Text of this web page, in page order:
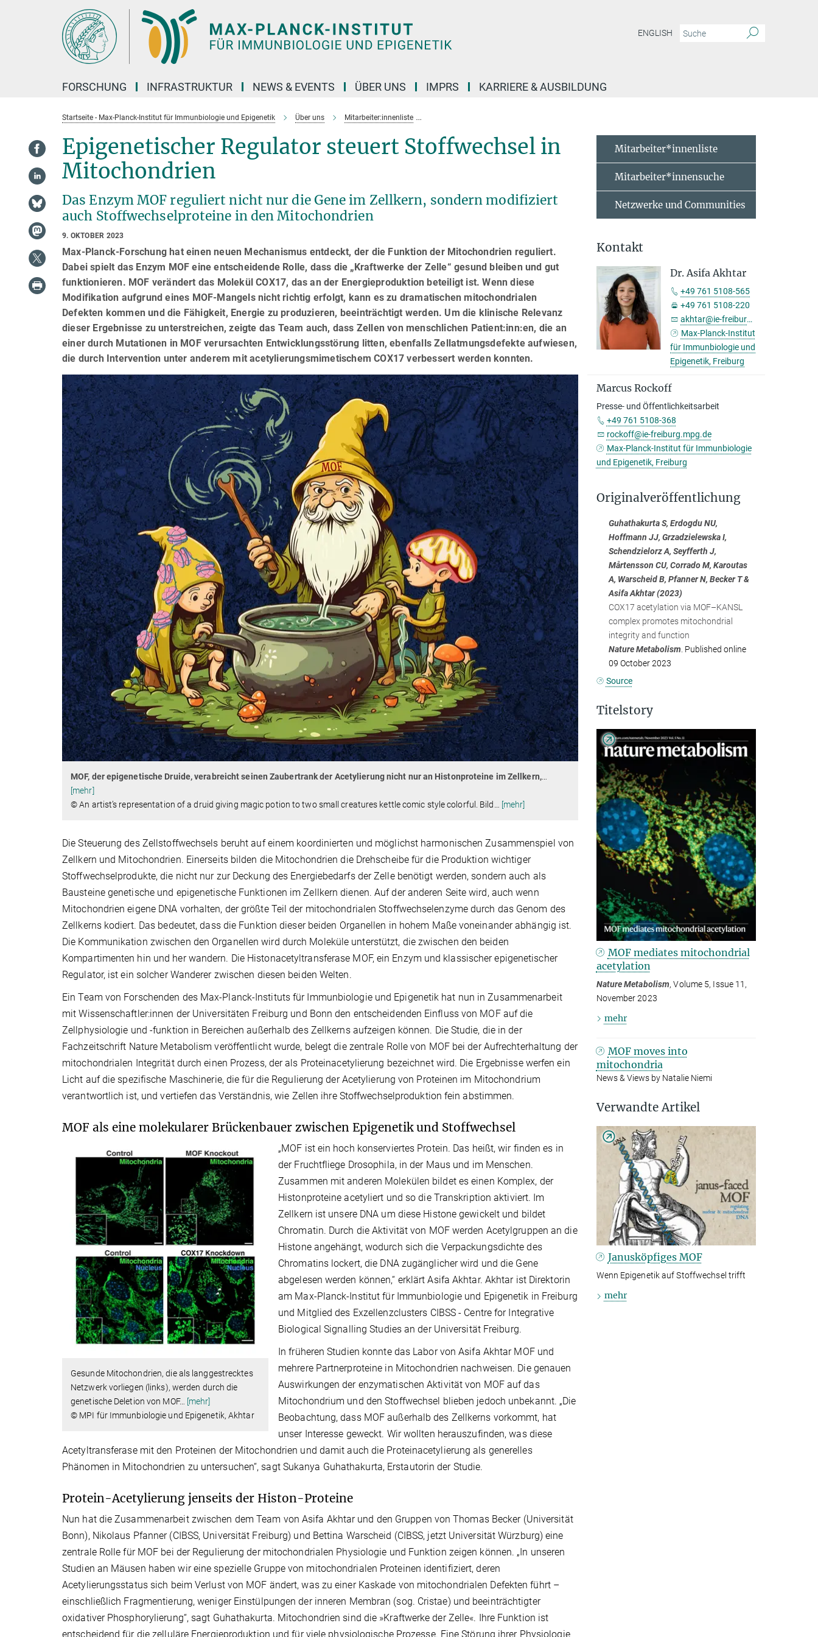
ENGLISH
FORSCHUNG INFRASTRUKTUR NEWS & EVENTS ÜBER UNS IMPRS KARRIERE & AUSBILDUNG
Startseite - Max-Planck-Institut für Immunbiologie und Epigenetik Über uns Mitarbeiter:innenliste
Epigenetischer Regulator steuert Stoffwechsel in
Mitochondrien
Das Enzym MOF reguliert nicht nur die Gene im Zellkern, sondern modifiziert
auch Stoffwechselproteine in den Mitochondrien
9. OKTOBER 2023
Max-Planck-Forschung hat einen neuen Mechanismus entdeckt, der die Funktion der Mitochondrien reguliert.
Dabei spielt das Enzym MOF eine entscheidende Rolle, dass die „Kraftwerke der Zelle“ gesund bleiben und gut
funktionieren. MOF verändert das Molekül COX17, das an der Energieproduktion beteiligt ist. Wenn diese
Modifikation aufgrund eines MOF-Mangels nicht richtig erfolgt, kann es zu dramatischen mitochondrialen
Defekten kommen und die Fähigkeit, Energie zu produzieren, beeinträchtigt werden. Um die klinische Relevanz
dieser Ergebnisse zu unterstreichen, zeigte das Team auch, dass Zellen von menschlichen Patient:inn:en, die an
einer durch Mutationen in MOF verursachten Entwicklungsstörung litten, ebenfalls Zellatmungsdefekte aufwiesen,
die durch Intervention unter anderem mit acetylierungsmimetischem COX17 verbessert werden konnten.
MOF, der epigenetische Druide, verabreicht seinen Zaubertrank der Acetylierung nicht nur an Histonproteine im Zellkern,…
[mehr]
© An artist’s representation of a druid giving magic potion to two small creatures kettle comic style colorful. Bild … [mehr]
Die Steuerung des Zellstoffwechsels beruht auf einem koordinierten und möglichst harmonischen Zusammenspiel von
Zellkern und Mitochondrien. Einerseits bilden die Mitochondrien die Drehscheibe für die Produktion wichtiger
Stoffwechselprodukte, die nicht nur zur Deckung des Energiebedarfs der Zelle benötigt werden, sondern auch als
Bausteine genetische und epigenetische Funktionen im Zellkern dienen. Auf der anderen Seite wird, auch wenn
Mitochondrien eigene DNA vorhalten, der größte Teil der mitochondrialen Stoffwechselenzyme durch das Genom des
Zellkerns kodiert. Das bedeutet, dass die Funktion dieser beiden Organellen in hohem Maße voneinander abhängig ist.
Die Kommunikation zwischen den Organellen wird durch Moleküle unterstützt, die zwischen den beiden
Kompartimenten hin und her wandern. Die Histonacetyltransferase MOF, ein Enzym und klassischer epigenetischer
Regulator, ist ein solcher Wanderer zwischen diesen beiden Welten.
Ein Team von Forschenden des Max-Planck-Instituts für Immunbiologie und Epigenetik hat nun in Zusammenarbeit
mit Wissenschaftler:innen der Universitäten Freiburg und Bonn den entscheidenden Einfluss von MOF auf die
Zellphysiologie und -funktion in Bereichen außerhalb des Zellkerns aufzeigen können. Die Studie, die in der
Fachzeitschrift Nature Metabolism veröffentlicht wurde, belegt die zentrale Rolle von MOF bei der Aufrechterhaltung der
mitochondrialen Integrität durch einen Prozess, der als Proteinacetylierung bezeichnet wird. Die Ergebnisse werfen ein
Licht auf die spezifische Maschinerie, die für die Regulierung der Acetylierung von Proteinen im Mitochondrium
verantwortlich ist, und vertiefen das Verständnis, wie Zellen ihre Stoffwechselproduktion fein abstimmen.
MOF als eine molekularer Brückenbauer zwischen Epigenetik und Stoffwechsel
Gesunde Mitochondrien, die als langgestrecktes
Netzwerk vorliegen (links), werden durch die
genetische Deletion von MOF… [mehr]
© MPI für Immunbiologie und Epigenetik, Akhtar
„MOF ist ein hoch konserviertes Protein. Das heißt, wir finden es in
der Fruchtfliege Drosophila, in der Maus und im Menschen.
Zusammen mit anderen Molekülen bildet es einen Komplex, der
Histonproteine acetyliert und so die Transkription aktiviert. Im
Zellkern ist unsere DNA um diese Histone gewickelt und bildet
Chromatin. Durch die Aktivität von MOF werden Acetylgruppen an die
Histone angehängt, wodurch sich die Verpackungsdichte des
Chromatins lockert, die DNA zugänglicher wird und die Gene
abgelesen werden können,“ erklärt Asifa Akhtar. Akhtar ist Direktorin
am Max-Planck-Institut für Immunbiologie und Epigenetik in Freiburg
und Mitglied des Exzellenzclusters CIBSS - Centre for Integrative
Biological Signalling Studies an der Universität Freiburg.
In früheren Studien konnte das Labor von Asifa Akhtar MOF und
mehrere Partnerproteine in Mitochondrien nachweisen. Die genauen
Auswirkungen der enzymatischen Aktivität von MOF auf das
Mitochondrium und den Stoffwechsel blieben jedoch unbekannt. „Die
Beobachtung, dass MOF außerhalb des Zellkerns vorkommt, hat
unser Interesse geweckt. Wir wollten herauszufinden, was diese
Acetyltransferase mit den Proteinen der Mitochondrien und damit auch die Proteinacetylierung als generelles
Phänomen in Mitochondrien zu untersuchen“, sagt Sukanya Guhathakurta, Erstautorin der Studie.
Protein-Acetylierung jenseits der Histon-Proteine
Nun hat die Zusammenarbeit zwischen dem Team von Asifa Akhtar und den Gruppen von Thomas Becker (Universität
Bonn), Nikolaus Pfanner (CIBSS, Universität Freiburg) und Bettina Warscheid (CIBSS, jetzt Universität Würzburg) eine
zentrale Rolle für MOF bei der Regulierung der mitochondrialen Physiologie und Funktion zeigen können. „In unseren
Studien an Mäusen haben wir eine spezielle Gruppe von mitochondrialen Proteinen identifiziert, deren
Acetylierungsstatus sich beim Verlust von MOF ändert, was zu einer Kaskade von mitochondrialen Defekten führt –
einschließlich Fragmentierung, weniger Einstülpungen der inneren Membran (sog. Cristae) und beeinträchtigter
oxidativer Phosphorylierung“, sagt Guhathakurta. Mitochondrien sind die »Kraftwerke der Zelle«. Ihre Funktion ist
entscheidend für die zelluläre Energieproduktion und für viele physiologische Prozesse. Eine Störung ihrer Physiologie
Mitarbeiter*innenliste
Mitarbeiter*innensuche
Netzwerke und Communities
Kontakt
Dr. Asifa Akhtar
+49 761 5108-565
+49 761 5108-220
akhtar@ie-freiburg.mpg.de
Max-Planck-Institut
für Immunbiologie und
Epigenetik, Freiburg
Marcus Rockoff
Presse- und Öffentlichkeitsarbeit
+49 761 5108-368
rockoff@ie-freiburg.mpg.de
Max-Planck-Institut für Immunbiologie
und Epigenetik, Freiburg
Originalveröffentlichung
Guhathakurta S, Erdogdu NU,
Hoffmann JJ, Grzadzielewska I,
Schendzielorz A, Seyfferth J,
Mårtensson CU, Corrado M, Karoutas
A, Warscheid B, Pfanner N, Becker T &
Asifa Akhtar (2023)
COX17 acetylation via MOF–KANSL
complex promotes mitochondrial
integrity and function
Nature Metabolism . Published online
09 October 2023
Source
Titelstory
MOF mediates mitochondrial
acetylation
Nature Metabolism, Volume 5, Issue 11,
November 2023
mehr
MOF moves into
mitochondria
News & Views by Natalie Niemi
Verwandte Artikel
Janusköpfiges MOF
Wenn Epigenetik auf Stoffwechsel trifft
mehr